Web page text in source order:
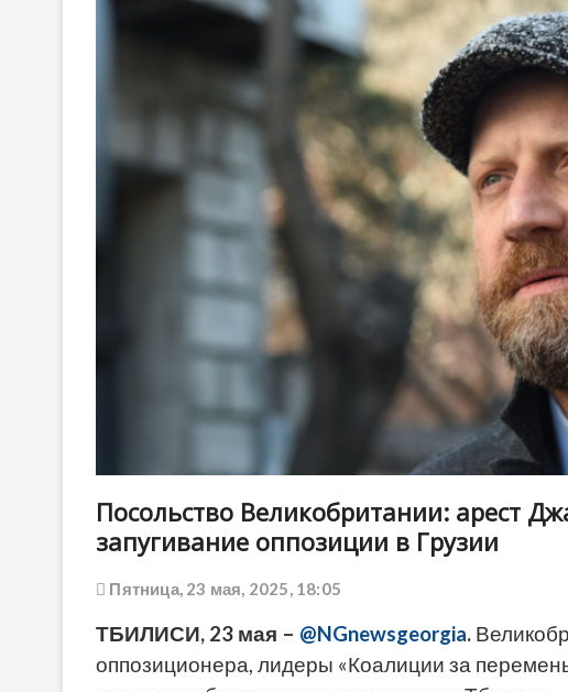
Посольство Великобритании: арест
запугивание оппозиции в Грузии
Пятница, 23 мая, 2025, 18:05
ТБИЛИСИ, 23 мая – @NGnewsgeorgia.
оппозиционера, лидеры «Коалиции за